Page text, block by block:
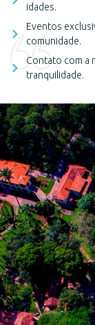
idades.
Eventos
comunidade.
Contato com a
tranquilidade.